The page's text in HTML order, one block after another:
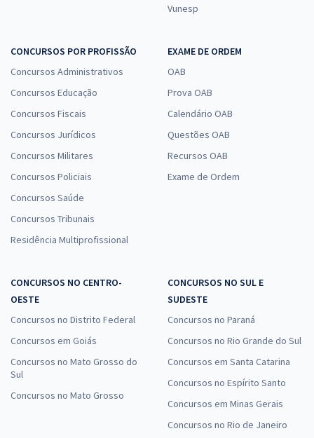
Vunesp
CONCURSOS POR PROFISSÃO
Concursos Administrativos
Concursos Educação
Concursos Fiscais
Concursos Jurídicos
Concursos Militares
Concursos Policiais
Concursos Saúde
Concursos Tribunais
Residência Multiprofissional
EXAME DE ORDEM
OAB
Prova OAB
Calendário OAB
Questões OAB
Recursos OAB
Exame de Ordem
CONCURSOS NO CENTRO-
OESTE
Concursos no Distrito Federal
Concursos em Goiás
Concursos no Mato Grosso do
Sul
Concursos no Mato Grosso
CONCURSOS NO SUL E
SUDESTE
Concursos no Paraná
Concursos no Rio Grande do Sul
Concursos em Santa Catarina
Concursos no Espírito Santo
Concursos em Minas Gerais
Concursos no Rio de Janeiro